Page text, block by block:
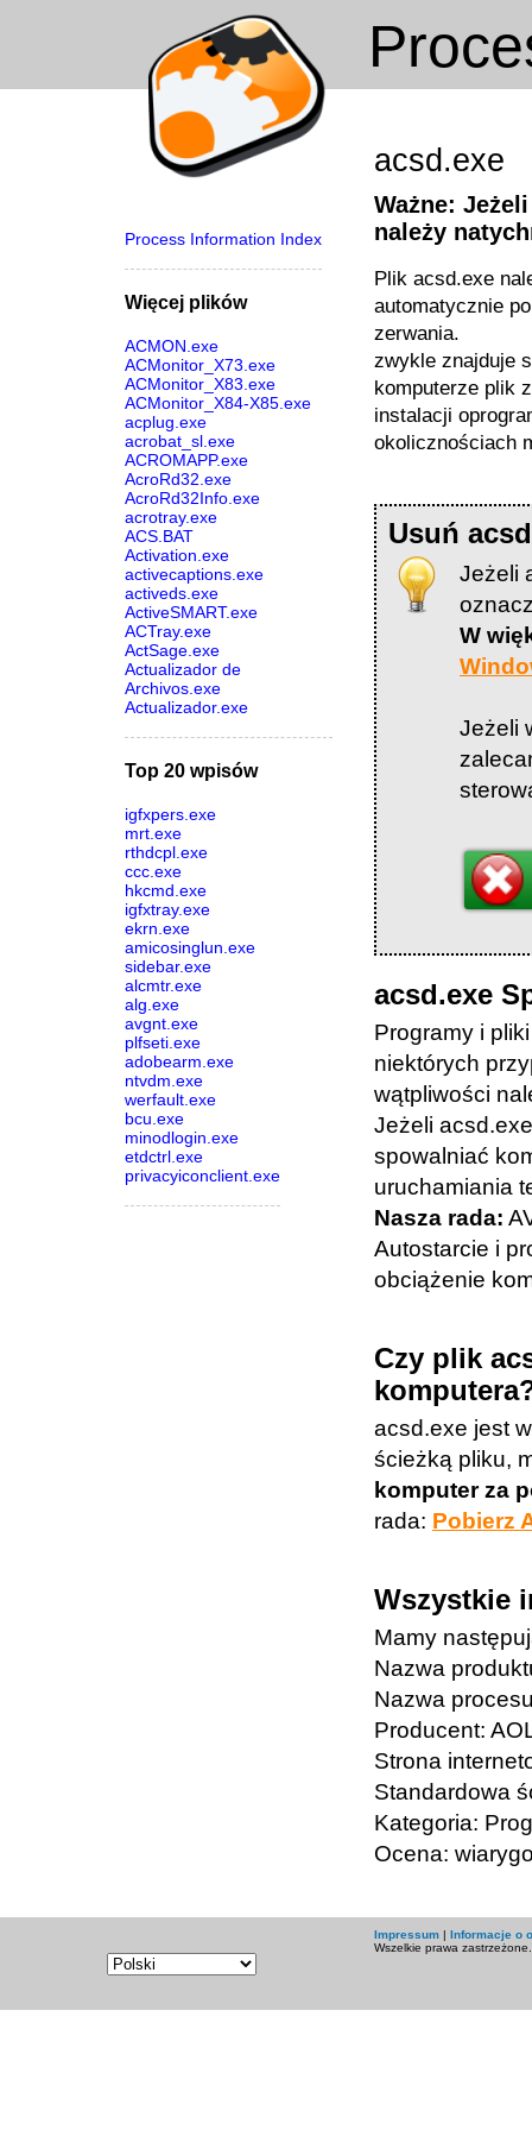
Process Information Index
Więcej plików
ACMON.exe
ACMonitor_X73.exe
ACMonitor_X83.exe
ACMonitor_X84-X85.exe
acplug.exe
acrobat_sl.exe
ACROMAPP.exe
AcroRd32.exe
AcroRd32Info.exe
acrotray.exe
ACS.BAT
Activation.exe
activecaptions.exe
activeds.exe
ActiveSMART.exe
ACTray.exe
ActSage.exe
Actualizador de
Archivos.exe
Actualizador.exe
Top 20 wpisów
igfxpers.exe
mrt.exe
rthdcpl.exe
ccc.exe
hkcmd.exe
igfxtray.exe
ekrn.exe
amicosinglun.exe
sidebar.exe
alcmtr.exe
alg.exe
avgnt.exe
plfseti.exe
adobearm.exe
ntvdm.exe
werfault.exe
bcu.exe
minodlogin.exe
etdctrl.exe
privacyiconclient.exe
acsd.exe
Ważne:
należy
Plik acsd.exe
automatycznie
zerwania.
zwykle znajduje
komputerze plik
instalacji
okolicznościach
Usuń
Jeżeli
W
Jeżeli
acsd.exe
Programy i
niektórych
wątpliwości
Jeżeli
spowalniać
uruchamiania
Nasza rada:
Autostarcie i
obciążenie
Czy plik
acsd.exe jest
ścieżką pliku,
komputer za
rada: Pobierz
Wszystkie
Mamy
Nazwa
Nazwa
Producent:
Strona
Standardowa
Kategoria:
Ocena:
Impressum | Informacje o
Wszelkie prawa zastrzeżone.